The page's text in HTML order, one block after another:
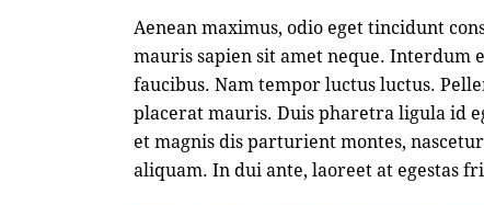
Aenean maximus, odio eget tincidunt
mauris sapien sit amet neque. Interdum
faucibus. Nam tempor luctus luctus.
placerat mauris. Duis pharetra ligula id
et magnis dis parturient montes,
aliquam. In dui ante, laoreet at egestas